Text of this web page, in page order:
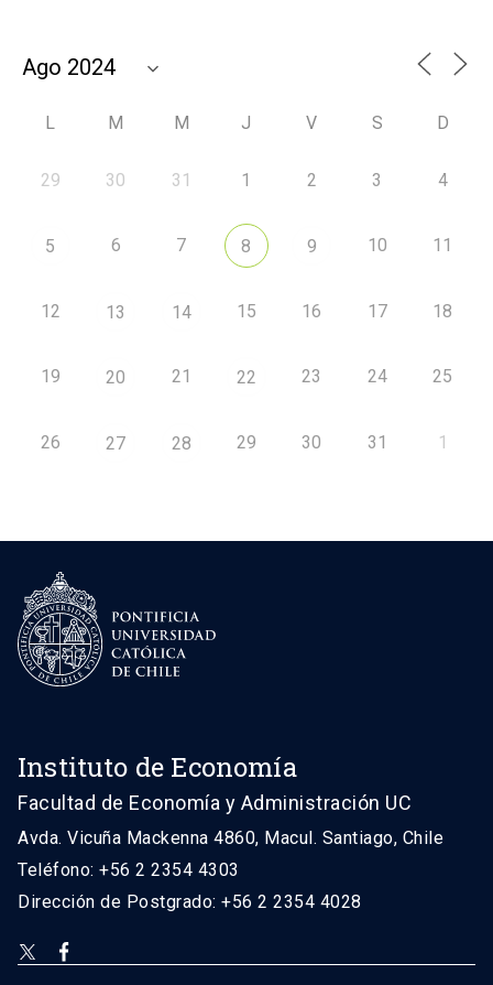
L M M J V S D
29 30 31 1 2 3 4
5 6 7 8 9 10 11
12 13 14 15 16 17 18
19 20 21 22 23 24 25
26 27 28 29 30 31 1
Instituto de Economía
Facultad de Economía y Administración UC
Avda. Vicuña Mackenna 4860, Macul. Santiago, Chile
Teléfono: +56 2 2354 4303
Dirección de Postgrado: +56 2 2354 4028